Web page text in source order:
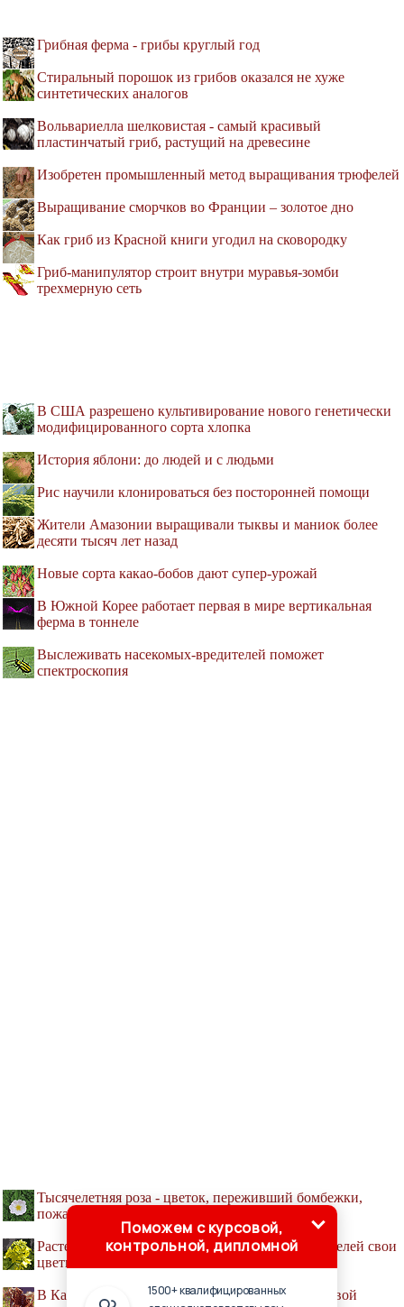
Грибная ферма - грибы круглый год
Стиральный порошок из грибов оказался не хуже
синтетических аналогов
Вольвариелла шелковистая - самый красивый
пластинчатый гриб, растущий на древесине
Изобретен промышленный метод выращивания трюфелей
Выращивание сморчков во Франции – золотое дно
Как гриб из Красной книги угодил на сковородку
Гриб-манипулятор строит внутри муравья-зомби
трехмерную сеть
В США разрешено культивирование нового генетически
модифицированного сорта хлопка
История яблони: до людей и с людьми
Рис научили клонироваться без посторонней помощи
Жители Амазонии выращивали тыквы и маниок более
десяти тысяч лет назад
Новые сорта какао-бобов дают супер-урожай
В Южной Корее работает первая в мире вертикальная
ферма в тоннеле
Выслеживать насекомых-вредителей поможет
спектроскопия
Тысячелетняя роза - цветок, переживший бомбежки,
пожары и разрушения
Растения в первую очередь защищают от вредителей свои
цветки
В Канаде насекомоядное растение включило в свой
Поможем с курсовой,
контрольной, дипломной
1500+ квалифицированных